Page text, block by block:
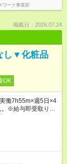
ワーク事業部
掲載日：2026.07.24
し▼化粧品
OK
働7h55m×週5日×4
※給与即受取りサ